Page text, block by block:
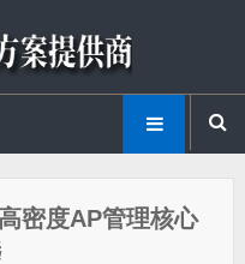
密度AP管理核心